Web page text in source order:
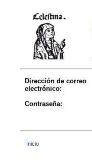
Dirección de correo
electrónico:
Contraseña:
Inicio